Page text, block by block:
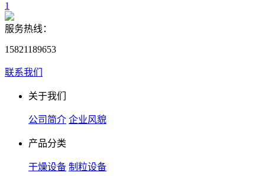
1
服务热线：
15821189653
联系我们
关于我们
公司简介 企业风貌
产品分类
干燥设备 制粒设备